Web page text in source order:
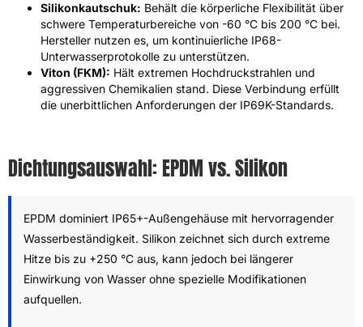
Silikonkautschuk: Behält die körperliche Flexibilität über
schwere Temperaturbereiche von -60 °C bis 200 °C bei.
Hersteller nutzen es, um kontinuierliche IP68-
Unterwasserprotokolle zu unterstützen.
Viton (FKM): Hält extremen Hochdruckstrahlen und
aggressiven Chemikalien stand. Diese Verbindung erfüllt
die unerbittlichen Anforderungen der IP69K-Standards.
Dichtungsauswahl: EPDM vs. Silikon
EPDM dominiert IP65+-Außengehäuse mit hervorragender
Wasserbeständigkeit. Silikon zeichnet sich durch extreme
Hitze bis zu +250 °C aus, kann jedoch bei längerer
Einwirkung von Wasser ohne spezielle Modifikationen
aufquellen.